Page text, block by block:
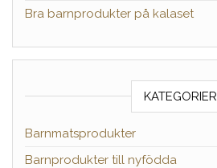
Bra barnprodukter på kalaset
KATEGORIER
Barnmatsprodukter
Barnprodukter till nyfödda